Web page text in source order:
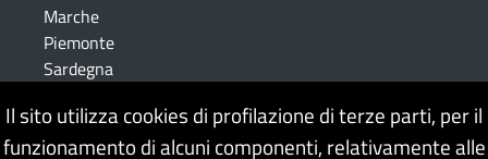
Il sito utilizza cookies di profilazione di terze parti, per il
funzionamento di alcuni componenti, relativamente alle
Marche
Piemonte
Sardegna
Toscana
Trentino Alto Adige